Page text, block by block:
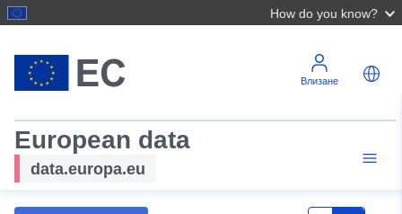
How do you know?
Влизане
European data
data.europa.eu